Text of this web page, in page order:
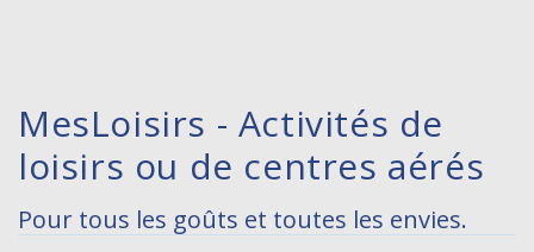
MesLoisirs - Activités de
loisirs ou de centres aérés
Pour tous les goûts et toutes les envies.